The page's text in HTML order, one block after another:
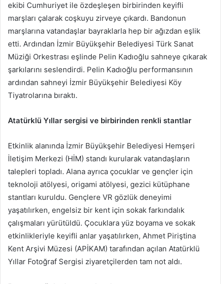
ekibi Cumhuriyet ile özdeşleşen birbirinden keyifli
marşları çalarak coşkuyu zirveye çıkardı. Bandonun
marşlarına vatandaşlar bayraklarla hep bir ağızdan eşlik
etti. Ardından İzmir Büyükşehir Belediyesi Türk Sanat
Müziği Orkestrası eşlinde Pelin Kadıoğlu sahneye çıkarak
şarkılarını seslendirdi. Pelin Kadıoğlu performansının
ardından sahneyi İzmir Büyükşehir Belediyesi Köy
Tiyatrolarına bıraktı.
Atatürklü Yıllar sergisi ve birbirinden renkli stantlar
Etkinlik alanında İzmir Büyükşehir Belediyesi Hemşeri
İletişim Merkezi (HİM) standı kurularak vatandaşların
talepleri topladı. Alana ayrıca çocuklar ve gençler için
teknoloji atölyesi, origami atölyesi, gezici kütüphane
stantları kuruldu. Gençlere VR gözlük deneyimi
yaşatılırken, engelsiz bir kent için sokak farkındalık
çalışmaları yürütüldü. Çocuklara yüz boyama ve sokak
etkinlikleriyle keyifli anlar yaşatılırken, Ahmet Piriştina
Kent Arşivi Müzesi (APİKAM) tarafından açılan Atatürklü
Yıllar Fotoğraf Sergisi ziyaretçilerden tam not aldı.